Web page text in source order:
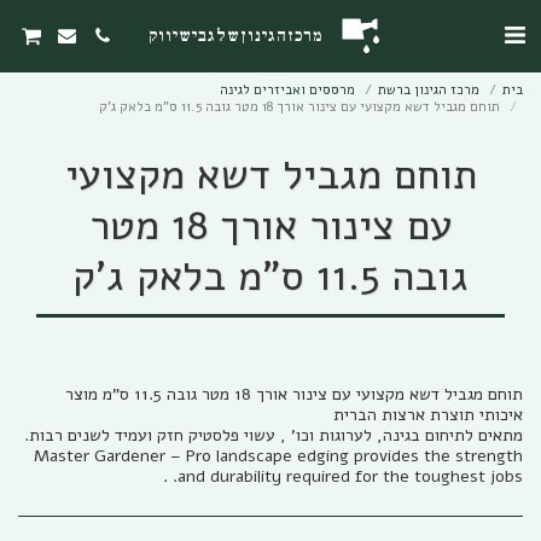
מרכז הגינון של גבי שיווק
בית מרכז הגינון ברשת
מרססים ואביזרים לגינה
תוחם מגביל דשא מקצועי עם צינור אורך 18 מטר גובה 11.5 ס"מ בלאק ג'ק
תוחם מגביל דשא מקצועי
עם צינור אורך 18 מטר
גובה 11.5 ס"מ בלאק ג'ק
תוחם מגביל דשא מקצועי עם צינור אורך 18 מטר גובה 11.5 ס"מ מוצר
Master Gardener – Pro landscape edging provides the strength
and durability required for the toughest jobs. .